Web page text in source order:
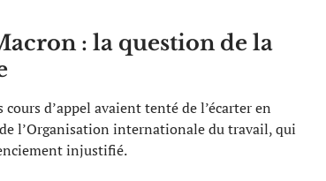
: la question de la
d’appel avaient tenté de l’écarter en
l’Organisation internationale du travail, qui
injustifié.